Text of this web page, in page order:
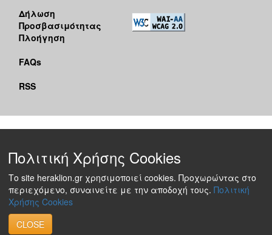
Δήλωση
Προσβασιμότητας
Πλοήγηση
FAQs
RSS
Πολιτική Χρήσης Cookies
Το site heraklion.gr χρησιμοποιεί cookies. Προχωρώντας στο
περιεχόμενο, συναινείτε με την αποδοχή τους. Πολιτική
Χρήσης Cookies
CLOSE